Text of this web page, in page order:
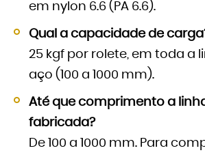
em nylon 6.6 (PA 6.6).
Qual a capacidade de
25 kgf por rolete, em toda a
aço (100 a 1000 mm).
Até que comprimento a linha
fabricada?
De 100 a 1000 mm. Para